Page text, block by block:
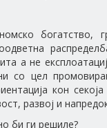
богатство,
а не
со цел
кон
развој и
би ги решиле?